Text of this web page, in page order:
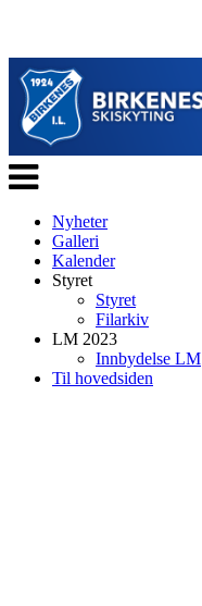
Veksle
navigasjon
Nyheter
Galleri
Kalender
Styret
Styret
Filarkiv
LM 2023
Innbydelse LM
Til hovedsiden